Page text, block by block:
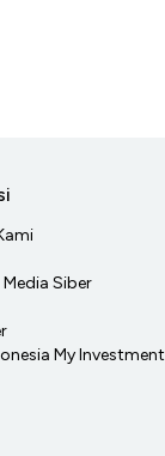
Siber
My Investment